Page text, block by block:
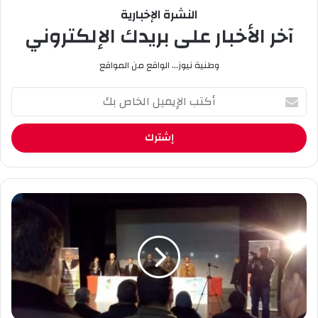
النشرة الإخبارية
آخر الأخبار على بريدك الإلكتروني
وطنية نيوز... الواقع من المواقع
أ
ت
ب
ل
إ
ي
م
ي
ل
ا
ل
خ
ا
ل
ت
ع
د
ي
ل